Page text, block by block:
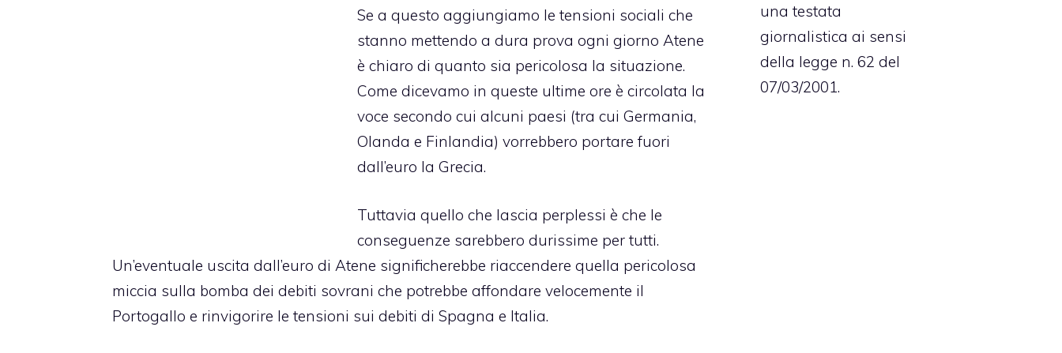
Se a questo aggiungiamo le tensioni sociali che
stanno mettendo a dura prova ogni giorno Atene
è chiaro di quanto sia pericolosa la situazione.
Come dicevamo in queste ultime ore è circolata la
voce secondo cui alcuni paesi (tra cui Germania,
Olanda e Finlandia) vorrebbero portare fuori
dall’euro la Grecia.
Tuttavia quello che lascia perplessi è che le
conseguenze sarebbero durissime per tutti.
Un’eventuale uscita dall’euro di Atene significherebbe riaccendere quella pericolosa
miccia sulla bomba dei debiti sovrani che potrebbe affondare velocemente il
Portogallo e rinvigorire le tensioni sui debiti di Spagna e Italia.
una testata
giornalistica ai sensi
della legge n. 62 del
07/03/2001.